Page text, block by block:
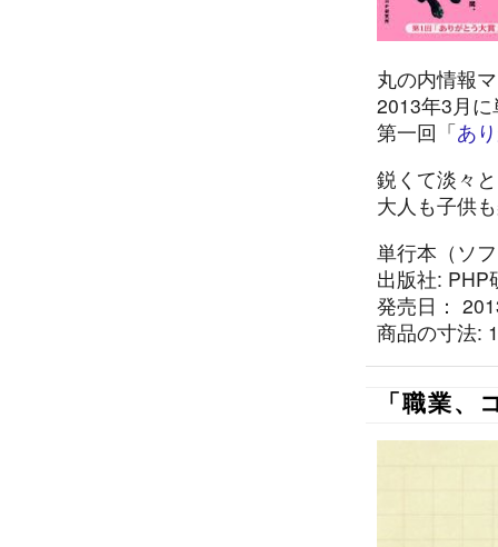
丸の内情報
2013年3月
第一回「あ
鋭くて淡々
大人も子供
単行本（ソ
出版社: PHP
発売日：
商品の寸法:
「職業、